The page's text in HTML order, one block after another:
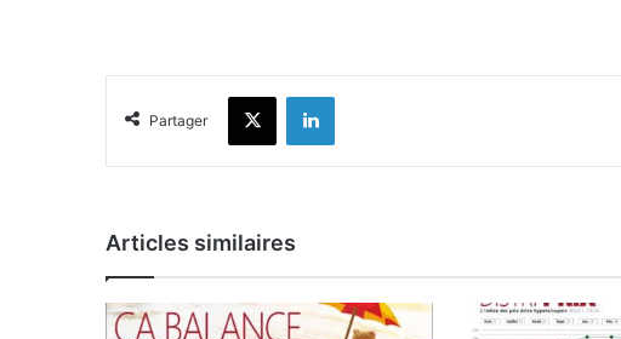
Partager
X Linkedin
Articles similaires